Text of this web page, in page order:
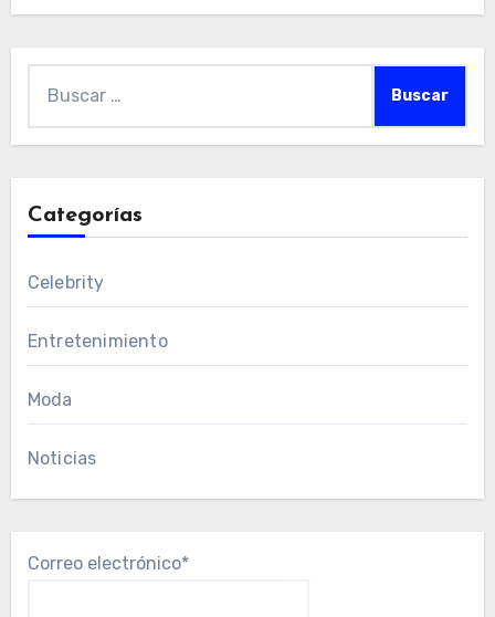
Categorías
Celebrity
Entretenimiento
Moda
Noticias
Correo electrónico*